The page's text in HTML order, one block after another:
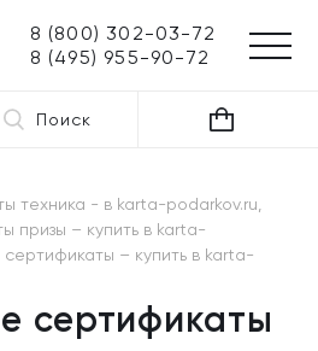
8 (800) 302-03-72
8 (495) 955-90-72
Поиск
техника - в karta-podarkov.ru,
призы – купить в karta-
– купить в karta-
сертификаты